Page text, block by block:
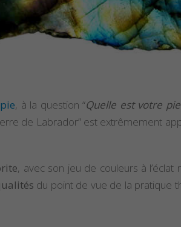
, à la question “Quelle est votre
de Labrador” est extrêmement
, avec son jeu de couleurs à
du point de vue de la pratique